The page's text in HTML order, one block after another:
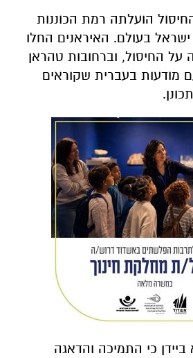
הועלתה רמת הכוננות
ישראל בעולם. האיראנים החלו
על החיסול, וברחובות טהראן
מודעות בעברית שקוראים
כי התמיכה והדאגה